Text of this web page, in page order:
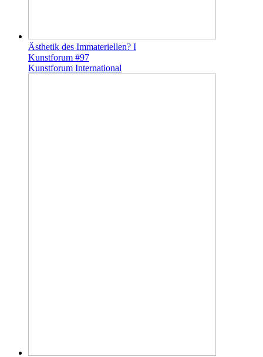
Ästhetik des Immateriellen? I
Kunstforum #97
Kunstforum International